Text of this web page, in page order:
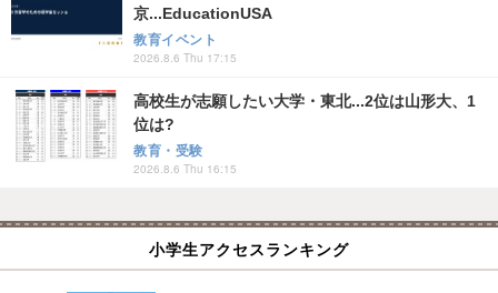
京...EducationUSA
教育イベント
2026.8.6 Thu 17:15
高校生が志願したい大学・東北...2位は山形大、1
位は?
教育・受験
2026.8.6 Thu 16:15
小学生アクセスランキング